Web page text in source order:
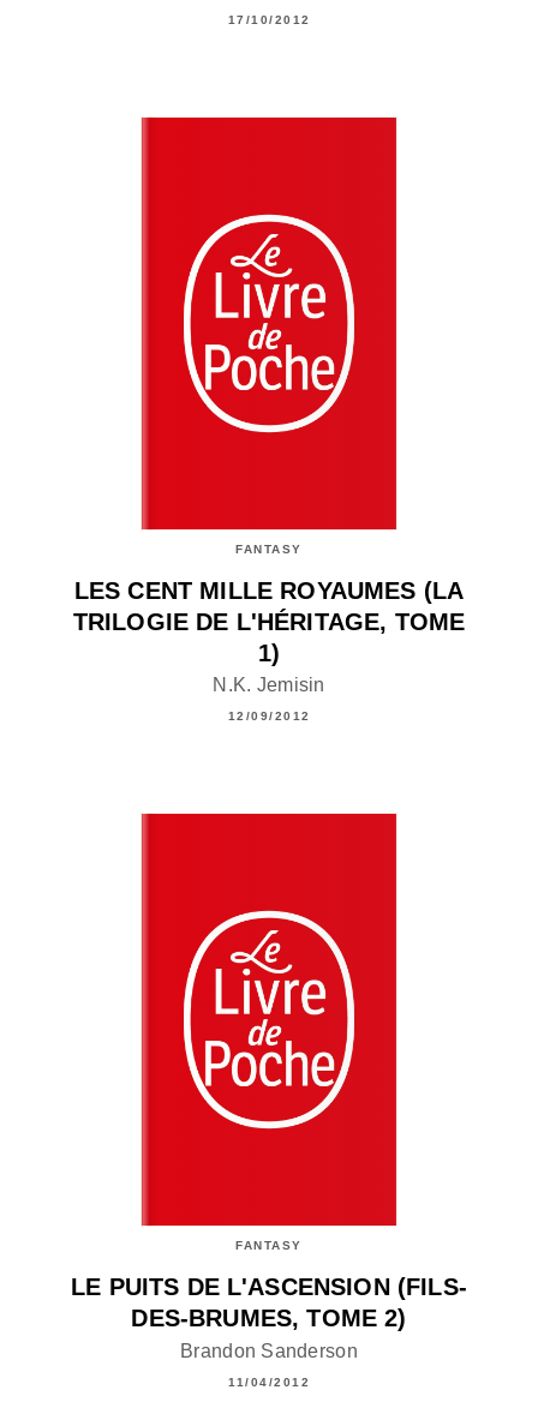
17/10/2012
FANTASY
LES CENT MILLE ROYAUMES (LA
TRILOGIE DE L'HÉRITAGE, TOME
1)
N.K. Jemisin
12/09/2012
FANTASY
LE PUITS DE L'ASCENSION (FILS-
DES-BRUMES, TOME 2)
Brandon Sanderson
11/04/2012